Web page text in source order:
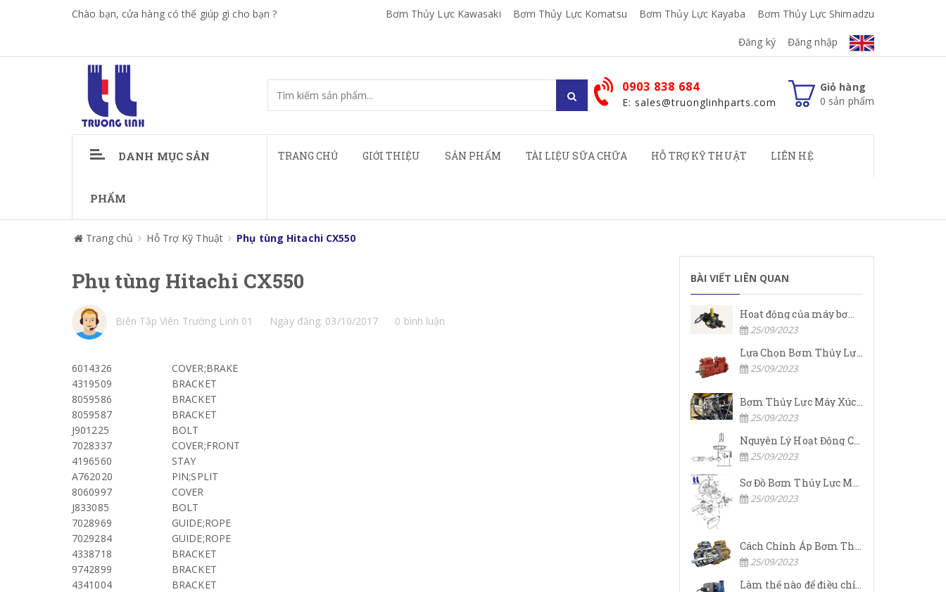
Chào bạn, cửa hàng có thể giúp gì cho bạn ? Bơm Thủy Lực Kawasaki Bơm Thủy Lực Komatsu Bơm Thủy Lực Kayaba Bơm Thủy Lực Shimadzu
Đăng ký Đăng nhập
Giỏ hàng
0 sản phẩm
0903 838 684
E: sales@truonglinhparts.com
DANH MỤC SẢN
PHẨM
TRANG CHỦ GIỚI THIỆU SẢN PHẨM TÀI LIỆU SỮA CHỮA HỖ TRỢ KỸ THUẬT LIÊN HỆ
Trang chủ Hỗ Trợ Kỹ Thuật Phụ tùng Hitachi CX550
Phụ tùng Hitachi CX550
Biên Tập Viên Trường Linh 01 Ngày đăng: 03/10/2017 0 bình luận
6014326
COVER;BRAKE
4319509
BRACKET
8059586
BRACKET
8059587
BRACKET
J901225
BOLT
7028337
COVER;FRONT
4196560
STAY
A762020
PIN;SPLIT
8060997
COVER
J833085
BOLT
7028969
GUIDE;ROPE
7029284
GUIDE;ROPE
4338718
BRACKET
9742899
BRACKET
4341004
BRACKET
BÀI VIẾT LIÊN QUAN
Hoạt động của máy bơm cánh gạt Rexroth
25/09/2023
Lựa Chọn Bơm Thủy Lực Komatsu Đúng
25/09/2023
Bơm Thủy Lực Máy Xúc Komatsu Bị Hỏng: Nguyên Nhân Và Cách Khắc Phục
25/09/2023
Nguyên Lý Hoạt Động Của Bơm Thủy Lực Komatsu
25/09/2023
25/09/2023
25/09/2023
Làm thế nào để điều chỉnh áp suất đầu ra của bơm thủy lực?